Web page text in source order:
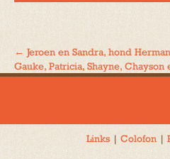
Bericht
← Jeroen en Sandra, hond Herman
Gauke, Patricia, Shayne, Chayson
Links | Colofon |